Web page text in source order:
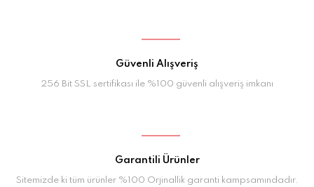
Güvenli Alışveriş
256 Bit SSL sertifikası ile %100 güvenli alışveriş imkanı
Garantili Ürünler
Sitemizde ki tüm ürünler %100 Orjinallik garanti kampsamındadır.